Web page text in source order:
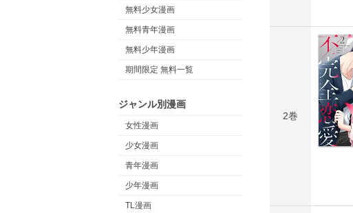
無料少女漫画
無料青年漫画
無料少年漫画
期間限定 無料一覧
ジャンル別漫画
女性漫画
少女漫画
青年漫画
少年漫画
TL漫画
2巻